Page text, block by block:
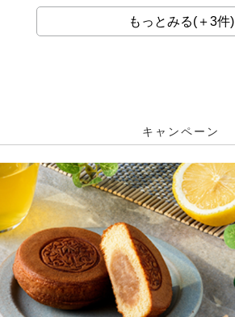
もっとみる(＋3件)
キャンペーン